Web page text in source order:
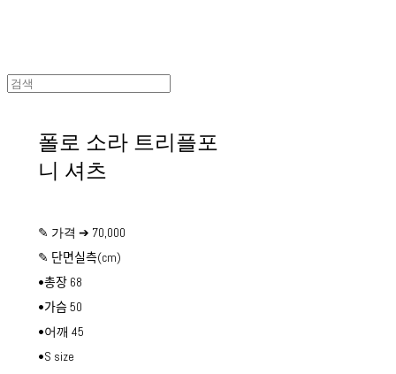
폴로 소라 트리플포
니 셔츠
✎ 가격 ➔ 70,000
✎ 단면실측(cm)
•총장 68
•가슴 50
•어깨 45
•S size